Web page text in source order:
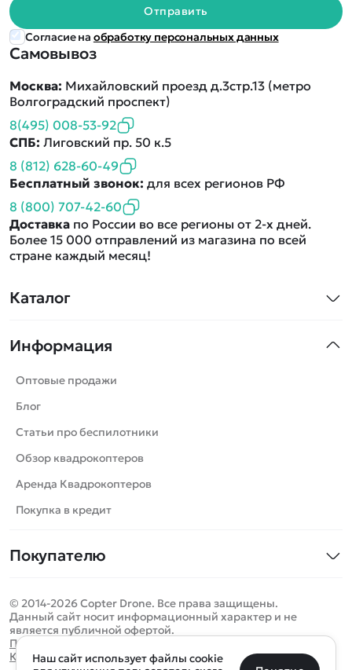
Каталог
Машинки
Танки
Вертолеты
Катера
Роботы
Самолеты
Сборные модели
Спецтехника
Игрушки
Запчасти для моделей
Бренды
Информация
Оптовые продажи
Блог
Статьи про беспилотники
Обзор квадрокоптеров
Аренда Квадрокоптеров
Покупка в кредит
Покупателю
Оплата и доставка
Помощь
Отследить заказ
Самовывоз
Москва: Михайловский проезд д.3стр.13 (метро
Волгоградский проспект)
8(495) 008-53-92
СПБ: Лиговский пр. 50 к.5
8 (812) 628-60-49
Бесплатный звонок: для всех регионов РФ
8 (800) 707-42-60
Доставка по России во все регионы от 2-х дней.
Более 15 000 отправлений из магазина по всей
стране каждый месяц!
Отправить
Согласие на обработку персональных данных
© 2014-2026 Copter Drone. Все права защищены.
Данный сайт носит информационный характер и не
является публичной офертой.
Политика конфиденциальности
Карта сайта
Определить местоположение
Санкт-Петербург Москва Майкоп Уфа
Наш сайт использует файлы cookie